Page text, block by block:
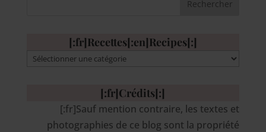
[:fr]Recettes[:en]Recipes[:]
[:fr]Recettes[:en]Recipes[:]
[:fr]Crédits[:]
[:fr]Sauf mention contraire, les textes et
photographies de ce blog sont la propriété